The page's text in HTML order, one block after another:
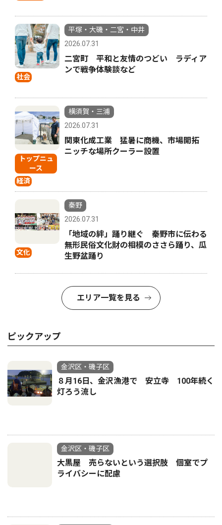
社会
平塚・大磯・二宮・中井
2026.07.31
二宮町 平和と友情のつどい ラディア
ンで戦争体験談など
トップニュ
ース
経済
横須賀・三浦
2026.07.31
関東化成工業 猛暑に商機、市場開拓
ニッチな場所クーラー設置
文化
秦野
2026.07.31
「地域の絆」踊り継ぐ 秦野市に伝わる
無形民俗文化財の相模のささら踊り、瓜
生野盆踊り
エリア一覧を見る
ピックアップ
金沢区・磯子区
８月16日、金沢漁港で 安立寺 100年続く
灯ろう流し
金沢区・磯子区
大黒屋 売らないという選択肢 個室でプ
ライバシーに配慮